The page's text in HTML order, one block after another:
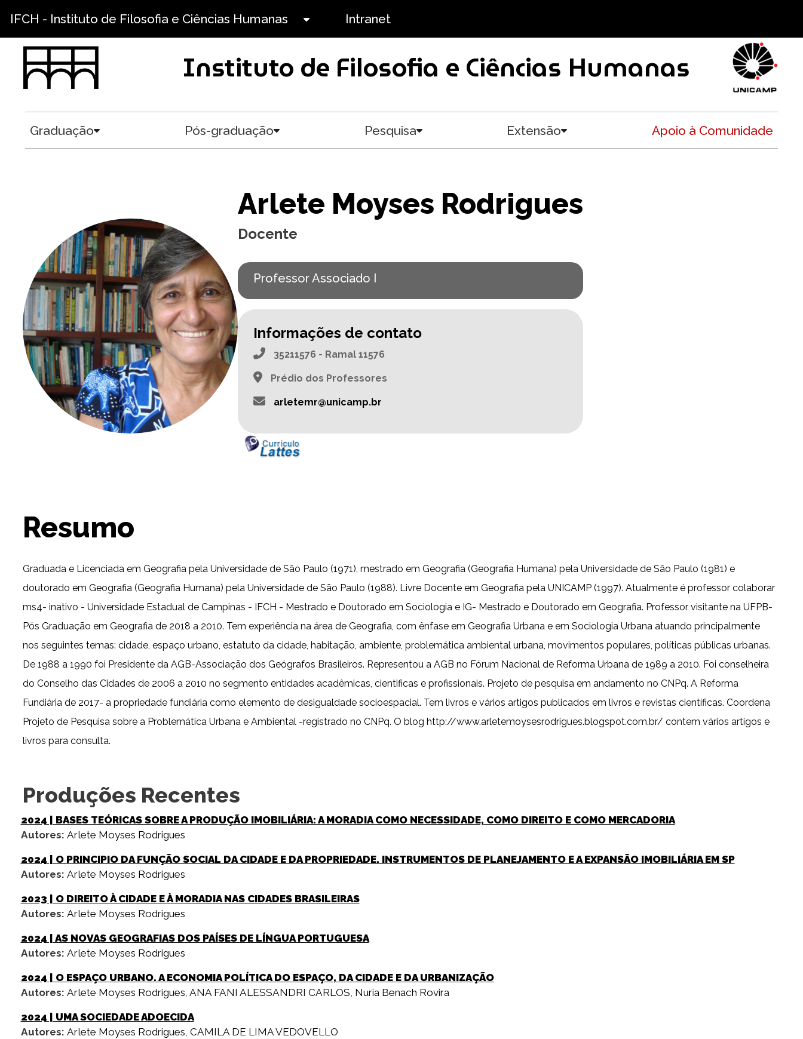
IFCH - Instituto de Filosofia e Ciências Humanas Intranet
Instituto de Filosofia e Ciências Humanas
Graduação Pós-graduação Pesquisa Extensão Apoio à Comunidade
Arlete Moyses Rodrigues
Docente
Professor Associado I
Informações de contato
35211576 - Ramal 11576
Prédio dos Professores
arletemr@unicamp.br
Resumo
Graduada e Licenciada em Geografia pela Universidade de São Paulo (1971), mestrado em Geografia (Geografia Humana) pela Universidade de São Paulo (1981) e
doutorado em Geografia (Geografia Humana) pela Universidade de São Paulo (1988). Livre Docente em Geografia pela UNICAMP (1997). Atualmente é professor colaborar
ms4- inativo - Universidade Estadual de Campinas - IFCH - Mestrado e Doutorado em Sociologia e IG- Mestrado e Doutorado em Geografia. Professor visitante na UFPB-
Pós Graduação em Geografia de 2018 a 2010. Tem experiência na área de Geografia, com ênfase em Geografia Urbana e em Sociologia Urbana atuando principalmente
nos seguintes temas: cidade, espaço urbano, estatuto da cidade, habitação, ambiente, problemática ambiental urbana, movimentos populares, políticas públicas urbanas.
De 1988 a 1990 foi Presidente da AGB-Associação dos Geógrafos Brasileiros. Representou a AGB no Fórum Nacional de Reforma Urbana de 1989 a 2010. Foi conselheira
do Conselho das Cidades de 2006 a 2010 no segmento entidades acadêmicas, cientificas e profissionais. Projeto de pesquisa em andamento no CNPq. A Reforma
Fundiária de 2017- a propriedade fundiária como elemento de desigualdade socioespacial. Tem livros e vários artigos publicados em livros e revistas científicas. Coordena
Projeto de Pesquisa sobre a Problemática Urbana e Ambiental -registrado no CNPq. O blog http://www.arletemoysesrodrigues.blogspot.com.br/ contem vários artigos e
livros para consulta.
Produções Recentes
2024 | BASES TEÓRICAS SOBRE A PRODUÇÃO IMOBILIÁRIA: A MORADIA COMO NECESSIDADE, COMO DIREITO E COMO MERCADORIA
Autores: Arlete Moyses Rodrigues
2024 | O PRINCIPIO DA FUNÇÃO SOCIAL DA CIDADE E DA PROPRIEDADE. INSTRUMENTOS DE PLANEJAMENTO E A EXPANSÃO IMOBILIÁRIA EM SP
Autores: Arlete Moyses Rodrigues
2023 | O DIREITO À CIDADE E À MORADIA NAS CIDADES BRASILEIRAS
Autores: Arlete Moyses Rodrigues
2024 | AS NOVAS GEOGRAFIAS DOS PAÍSES DE LÍNGUA PORTUGUESA
Autores: Arlete Moyses Rodrigues
2024 | O ESPAÇO URBANO. A ECONOMIA POLÍTICA DO ESPAÇO, DA CIDADE E DA URBANIZAÇÃO
Autores: Arlete Moyses Rodrigues ANA FANI ALESSANDRI CARLOS Nuria Benach Rovira
2024 | UMA SOCIEDADE ADOECIDA
Autores: Arlete Moyses Rodrigues CAMILA DE LIMA VEDOVELLO